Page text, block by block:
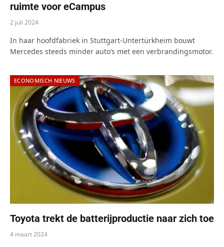
ruimte voor eCampus
2 juli 2024
In haar hoofdfabriek in Stuttgart-Untertürkheim bouwt
Mercedes steeds minder auto’s met een verbrandingsmotor.
ECONOMISCH NIEUWS
Toyota trekt de batterijproductie naar zich toe
4 maart 2024